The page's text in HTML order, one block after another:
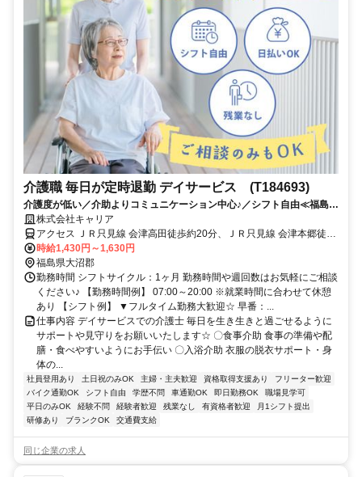
介護職 毎日が定時退勤 デイサービス (T184693)
介護度が低い／介助よりコミュニケーション中心♪／シフト自由≪福島県
大沼郡会津美里町周辺≫
株式会社キャリア
アクセス ＪＲ只見線 会津高田徒歩約20分、ＪＲ只見線 会津本郷徒歩
約64分、ＪＲ只見線 根岸（福島県）徒歩約72分
時給1,430円～1,630円
福島県大沼郡
勤務時間 シフトサイクル：1ヶ月 勤務時間や週回数はお気軽にご相談
ください♪ 【勤務時間例】 07:00～20:00 ※就業時間に合わせて休憩
あり 【シフト例】 ▼フルタイム勤務大歓迎☆ 早番：...
仕事内容 デイサービスでの介護士 毎日を生き生きと過ごせるように
サポートや見守りをお願いいたします☆ 〇食事介助 食事の準備や配
膳・食べやすいようにお手伝い 〇入浴介助 衣服の脱衣サポート・身
体の...
社員登用あり 土日祝のみOK 主婦・主夫歓迎 資格取得支援あり
フリーター歓迎
バイク通勤OK
シフト自由 学歴不問 車通勤OK 即日勤務OK
職場見学可
平日のみOK
経験不問 経験者歓迎 残業なし 有資格者歓迎
月1シフト提出
研修あり
ブランクOK 交通費支給
同じ企業の求人